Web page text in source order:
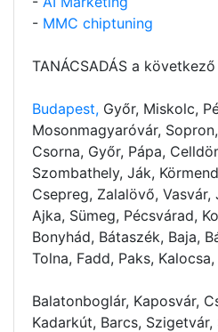
- MMC chiptuning
TANÁCSADÁS a
Budapest, Győr, Miskolc,
Mosonmagyaróvár,
Csorna, Győr, Pápa,
Szombathely, Ják,
Csepreg, Zalalövő, Vasvár,
Ajka, Sümeg, Pécsvárad,
Bonyhád, Bátaszék, Baja,
Tolna, Fadd, Paks,
Balatonboglár, Kaposvár,
Kadarkút, Barcs, Szigetvár,